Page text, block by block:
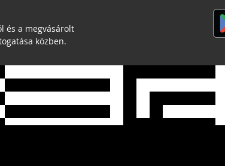
és a megvásárolt
közben.